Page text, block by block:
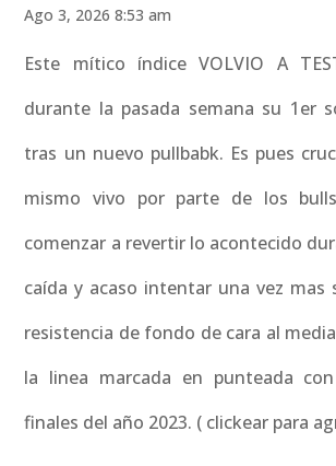
Ago 3, 2026 8:53 am
Este mítico índice VOLVIO A
durante la pasada semana su 1er
tras un nuevo pullbabk. Es pues
mismo vivo por parte de los
comenzar a revertir lo acontecido
caída y acaso intentar una vez mas
resistencia de fondo de cara al
la linea marcada en punteada
finales del año 2023. ( clickear para